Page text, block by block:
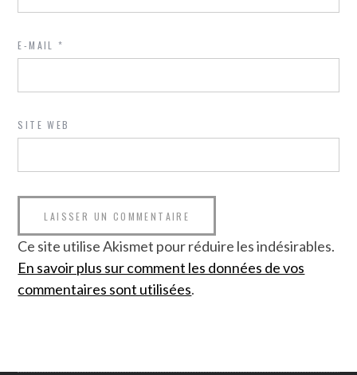
E-MAIL*
SITE WEB
Ce site utilise Akismet pour réduire les indésirables.
En savoir plus sur comment les données de vos
commentaires sont utilisées.